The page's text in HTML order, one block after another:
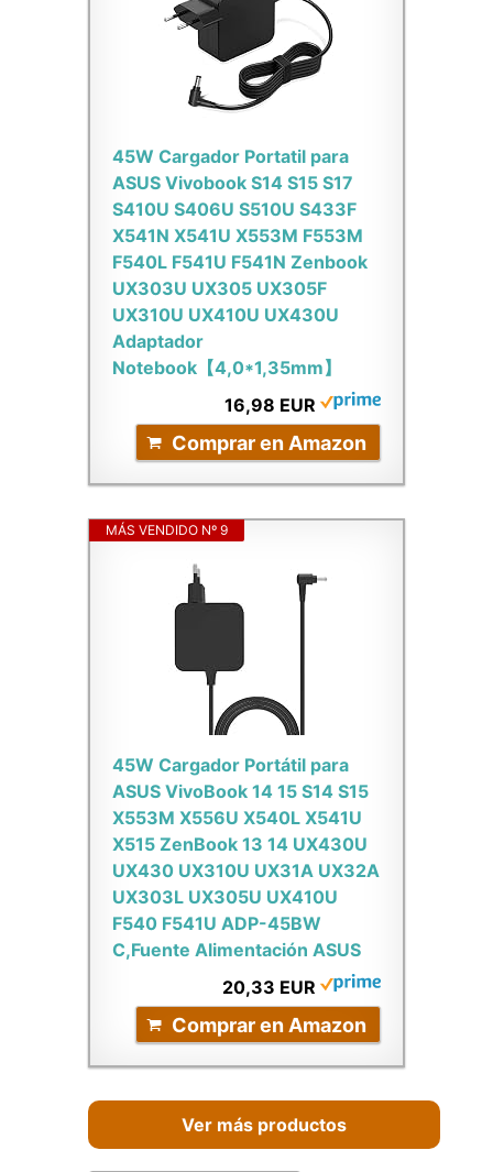
45W Cargador Portatil para
ASUS Vivobook S14 S15 S17
S410U S406U S510U S433F
X541N X541U X553M F553M
F540L F541U F541N Zenbook
UX303U UX305 UX305F
UX310U UX410U UX430U
Adaptador
Notebook【4,0*1,35mm】
16,98 EUR
Comprar en Amazon
MÁS VENDIDO Nº 9
45W Cargador Portátil para
ASUS VivoBook 14 15 S14 S15
X553M X556U X540L X541U
X515 ZenBook 13 14 UX430U
UX430 UX310U UX31A UX32A
UX303L UX305U UX410U
F540 F541U ADP-45BW
C,Fuente Alimentación ASUS
20,33 EUR
Comprar en Amazon
Ver más productos